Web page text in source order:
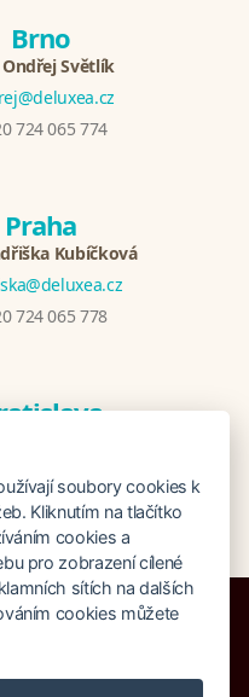
Brno
Světlík
724 065 774
Praha
Kubíčková
724 065 778
948 759 074
soubory cookies k
Kliknutím na tlačítko
cookies a
pro zobrazení cílené
sítích na dalších
cookies můžete